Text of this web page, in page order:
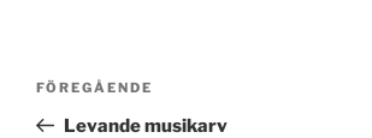
Inläggsnavigering
Föregående
inlägg
FÖREGÅENDE
Levande musikarv